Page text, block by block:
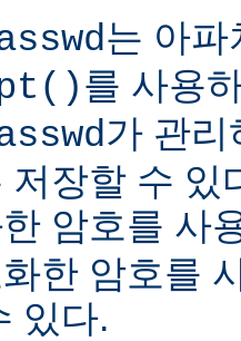
는 아
를 사용
가 관리
저장할 수 있
암호를 사
한 암호를
있다.